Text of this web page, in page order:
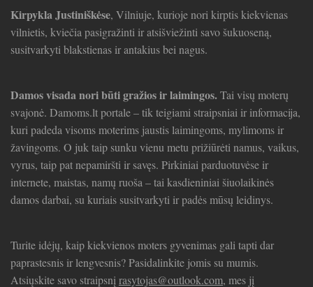
Kirpykla Justiniškėse, Vilniuje, kurioje nori kirptis kiekvienas
vilnietis, kviečia pasigražinti ir atsišviežinti savo šukuoseną,
susitvarkyti blakstienas ir antakius bei nagus.
Damos visada nori būti gražios ir laimingos.Tai visų moterų
svajonė. Damoms.lt portale – tik teigiami straipsniai ir informacija,
kuri padeda visoms moterims jaustis laimingoms, mylimoms ir
žavingoms. O juk taip sunku vienu metu prižiūrėti namus, vaikus,
vyrus, taip pat nepamiršti ir savęs. Pirkiniai parduotuvėse ir
internete, maistas, namų ruoša – tai kasdieniniai šiuolaikinės
damos darbai, su kuriais susitvarkyti ir padės mūsų leidinys.
Turite idėjų, kaip kiekvienos moters gyvenimas gali tapti dar
paprastesnis ir lengvesnis? Pasidalinkite jomis su mumis.
Atsiųskite savo straipsnį rasytojas@outlook.com, mes jį